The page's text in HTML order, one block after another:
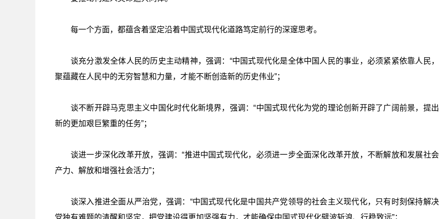
每一个方面，都蕴含着坚定沿着中国式现代化道路笃定前行的深邃思考。
谈充分激发全体人民的历史主动精神，强调：“中国式现代化是全体中国人民的事业，必须紧紧依靠人民
聚蕴藏在人民中的无穷智慧和力量，才能不断创造新的历史伟业”；
谈不断开辟马克思主义中国化时代化新境界，强调：“中国式现代化为党的理论创新开辟了广阔前景，提
新的更加艰巨繁重的任务”；
谈进一步深化改革开放，强调：“推进中国式现代化，必须进一步全面深化改革开放，不断解放和发展社
产力、解放和增强社会活力”；
谈深入推进全面从严治党，强调：“中国式现代化是中国共产党领导的社会主义现代化，只有时刻保持解
党独有难题的清醒和坚定，把党建设得更加坚强有力，才能确保中国式现代化劈波斩浪、行稳致远”；